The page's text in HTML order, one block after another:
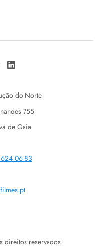
do Norte
755
de Gaia
06 83
direitos reservados.